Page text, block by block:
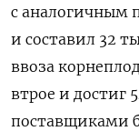
с аналогичным
и составил 32
ввоза
втрое и достиг
поставщиками